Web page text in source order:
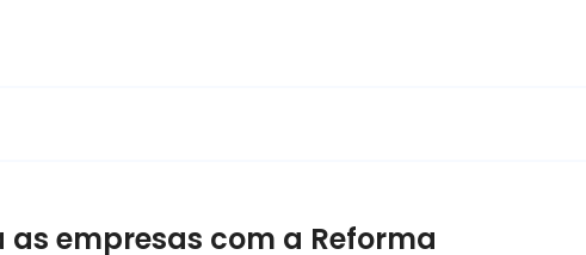
empresas com a Reforma